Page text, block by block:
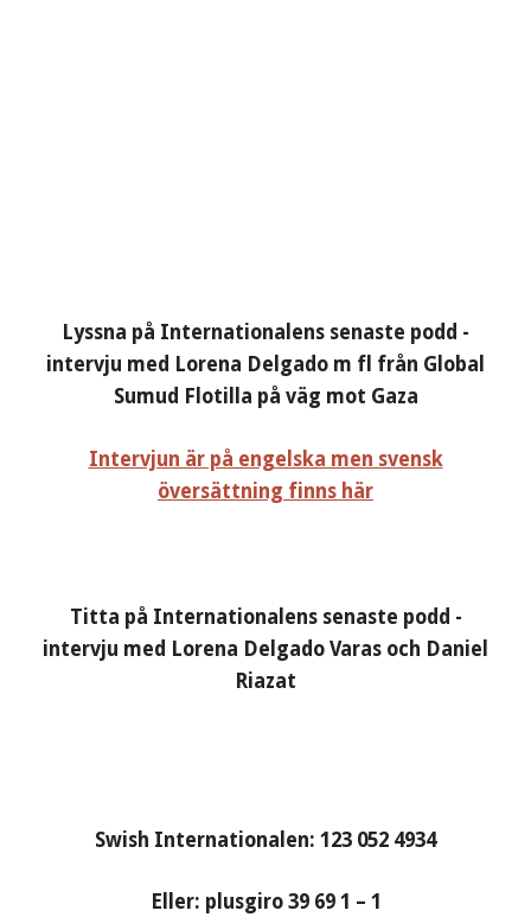
Lyssna på Internationalens senaste podd -
intervju med Lorena Delgado m fl från Global
Sumud Flotilla på väg mot Gaza
Intervjun är på engelska men svensk
översättning finns här
Titta på Internationalens senaste podd -
intervju med Lorena Delgado Varas och Daniel
Riazat
Swish Internationalen: 123 052 4934
Eller: plusgiro 39 69 1 – 1